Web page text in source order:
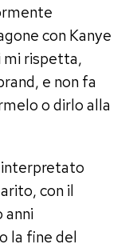
con Kanye
mi rispetta,
e non fa
o dirlo alla
con il
anni
la fine del